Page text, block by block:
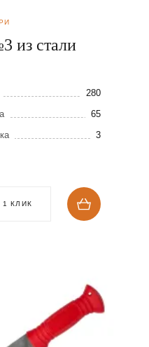
из стали
280
65
3
1 КЛИК